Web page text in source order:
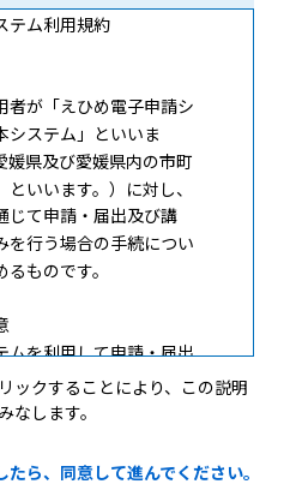
テム利用規約
が「えひめ電子申請シ
システム」といいま
媛県及び愛媛県内の市町
といいます。）に対し、
じて申請・届出及び講
を行う場合の手続につい
ものです。
を利用して申請・届出
は、この規約に同意して
す。このことを前提
由によりこの規約に同意
場合は、本システムをご
ックすることにより、この説明
なします。
ら、同意して進んでください。